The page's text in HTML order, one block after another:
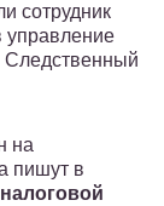
сотрудник
управление
Следственный
на
пишут в
налоговой